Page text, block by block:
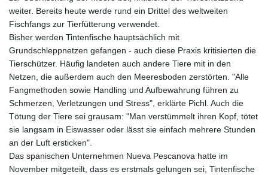
JOD 0.819316
JPY 182.269373
KES 149.514917
KGS 101.051106
KHR 4682.834137
KMF 493.413562
KRW 1643.262353
KWD 0.357314
KYD 0.962491
KZT 541.96516
LBP
103478.082403
weiter. Bereits heute werde rund ein Drittel des weltweiten
Fischfangs zur Tierfütterung verwendet.
Bisher werden Tintenfische hauptsächlich mit
Grundschleppnetzen gefangen - auch diese Praxis kritisierten die
Tierschützer. Häufig landeten auch andere Tiere mit in den
Netzen, die außerdem auch den Meeresboden zerstörten. "Alle
Fangmethoden sowie Handling und Aufbewahrung führen zu
Schmerzen, Verletzungen und Stress", erklärte Pichl. Auch die
Tötung der Tiere sei grausam: "Man verstümmelt ihren Kopf, tötet
sie langsam in Eiswasser oder lässt sie einfach mehrere Stunden
an der Luft ersticken".
Das spanischen Unternehmen Nueva Pescanova hatte im
November mitgeteilt, dass es erstmals gelungen sei, Tintenfische